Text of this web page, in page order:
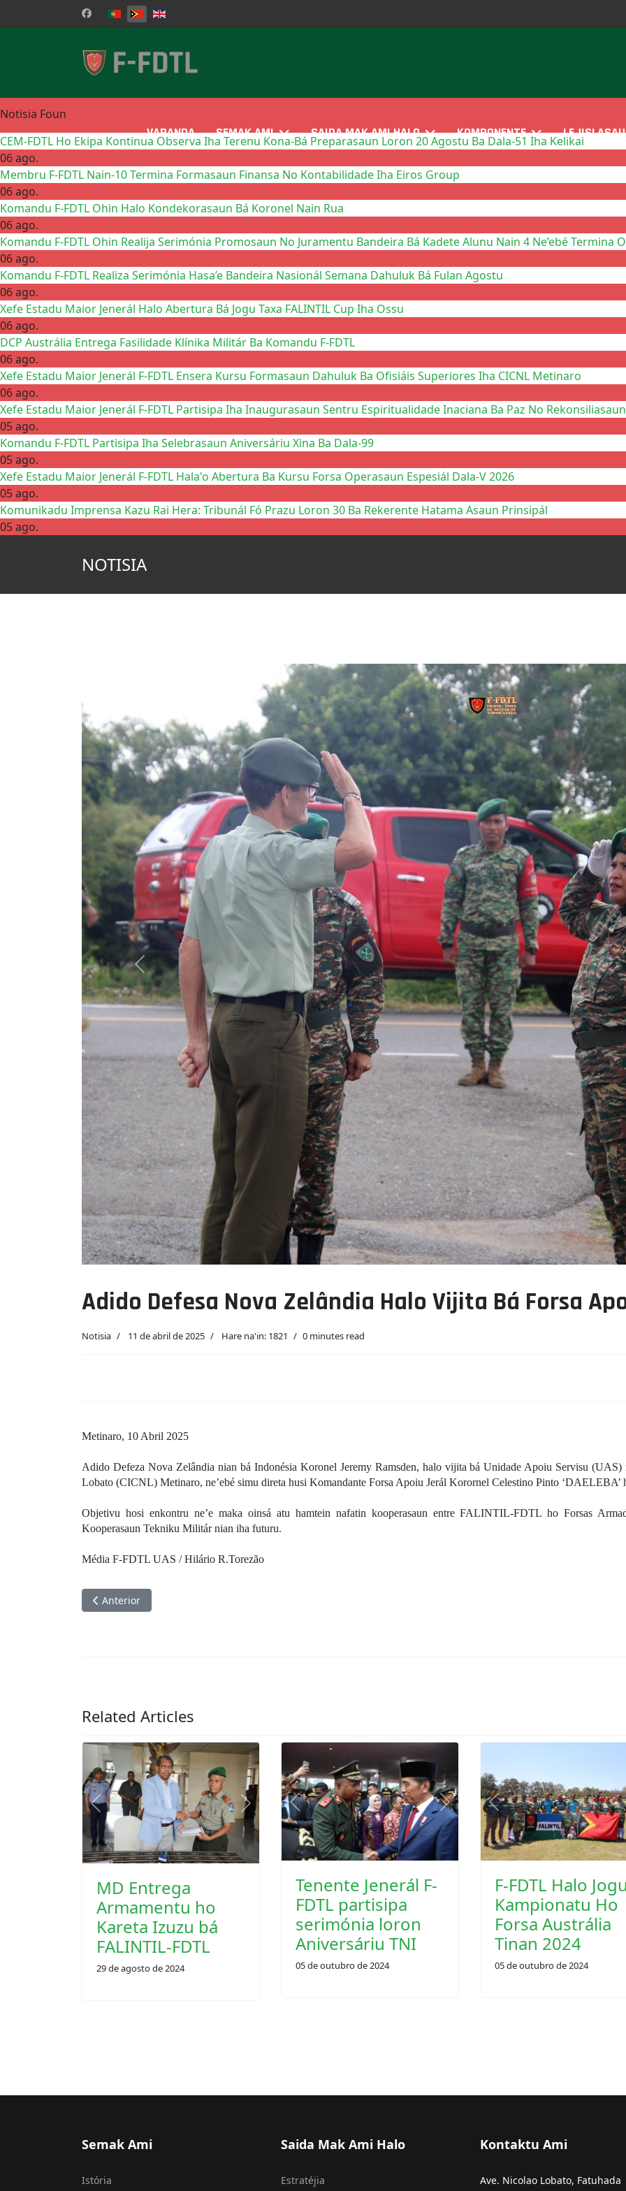
Selecione o seu idioma
VARANDA SEMAK AMI SAIDA MAK AMI HALO KOMPONENTE
Notisia Foun
CEM-FDTL Ho Ekipa Kontinua Observa Iha Terenu Kona-Bá Preparasaun Loron 20 Agostu Ba Dala-51 Iha Kelikai
06 ago.
Membru F-FDTL Nain-10 Termina Formasaun Finansa No Kontabilidade Iha Eiros Group
06 ago.
Komandu F-FDTL Ohin Halo Kondekorasaun Bá Koronel Nain Rua
06 ago.
Komandu F-FDTL Ohin Realija Serimónia Promosaun No Juramentu Bandeira Bá Kadete Alunu Nain 4 Ne’ebé
06 ago.
Komandu F-FDTL Realiza Serimónia Hasa’e Bandeira Nasionál Semana Dahuluk Bá Fulan Agostu
06 ago.
Xefe Estadu Maior Jenerál Halo Abertura Bá Jogu Taxa FALINTIL Cup Iha Ossu
06 ago.
DCP Austrália Entrega Fasilidade Klínika Militár Ba Komandu F-FDTL
06 ago.
Xefe Estadu Maior Jenerál F-FDTL Ensera Kursu Formasaun Dahuluk Ba Ofisiáis Superiores Iha CICNL Metinaro
06 ago.
Xefe Estadu Maior Jenerál F-FDTL Partisipa Iha Inaugurasaun Sentru Espiritualidade Inaciana Ba Paz No Rekonsiliasaun
05 ago.
Komandu F-FDTL Partisipa Iha Selebrasaun Aniversáriu Xina Ba Dala-99
05 ago.
Xefe Estadu Maior Jenerál F-FDTL Hala'o Abertura Ba Kursu Forsa Operasaun Espesiál Dala-V 2026
05 ago.
Komunikadu Imprensa Kazu Rai Hera: Tribunál Fó Prazu Loron 30 Ba Rekerente Hatama Asaun Prinsipál
05 ago.
NOTISIA
Previous
Adido Defesa Nova Zelândia Halo Vijita Bá Forsa
Notisia 11 de abril de 2025 Hare na'in: 1821 0 minutes read
Kooperasaun Tekniku Militár nian iha futuru.
Média F-FDTL UAS / Hilário R.Torezão
Artigo anterior: Adido Defesa Nova Zelândia Halo Enkontru Ho Xefe Estadu Maior F-FDTL
Anterior
Previous
MD Entrega
Armamentu ho
Kareta Izuzu bá
FALINTIL-FDTL
29 de agosto de 2024
Tenente Jenerál F-
FDTL partisipa
serimónia loron
Aniversáriu TNI
05 de outubro de 2024
F-FDTL Halo
Kampionatu Ho
Forsa Austrália
Tinan 2024
05 de outubro de 2024
Perfíl
Kooperasaun
Email:info@fdtl.mil.tl